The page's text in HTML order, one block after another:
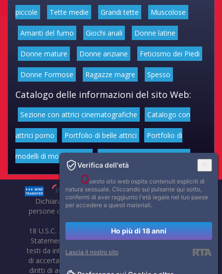
piccole Tette medie Grandi tette Muscolose
Amanti del fumo Giochi anali Donne latine
Donne mature Donne anziane Feticismo dei Piedi
Donne Formose Ragazze magre Spesso
Catalogo delle informazioni del sito Web:
Sezione con attrici cinematografiche Catalogo con
attrici porno Portfolio di belle attrici Portfolio di
modelli di moda volgari Affascinanti star dello sport
Dichiarazione di non responsabilità: tutti i membri e le
persone che compaiono su questo sito hanno almeno 18
anni.
18 U.S.C. 2257 Record-Keeping Requirements Compliance
Statement. Affaritaliani, prima di pubblicare foto, video o
testi da internet, compie tutte le opportune verifiche al fine
di accertarne il libero regime di circolazione e non violare i
diritti di autore o altri diritti esclusivi di terzi. Per segnalare
Verifica dell'età
Questo sito web ospita contenuti espliciti di
natura sessuale. Cliccando sul pulsante qui sotto,
confermi di aver raggiunto l'età legale nel tuo paese
per accedere a questi materiali.
Ho più di 18 anni
Lascia il nostro sito